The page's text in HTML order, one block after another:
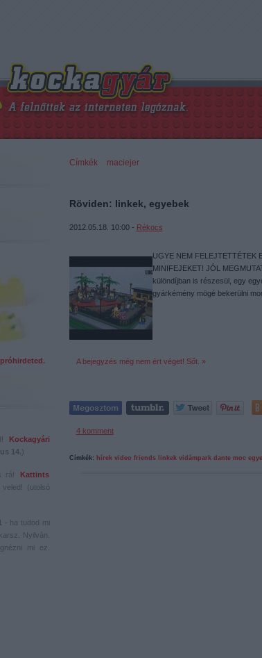
Kockagyári
14.)
rá!
Kattints
(utolsó
- ha tudod mi
Nyilván.
mi ez.
Címkék» maciejer
Röviden: linkek, egyebek
2012.05.18. 10:00 - Rékocs
UGYE NEM FELEJTETTÉTEK
MINIFEJEKET! JÓL
különdíjban is részesül, egy
gyárkémény mögé bekerülni
A bejegyzés még nem ért véget! Sőt. »
4komment
Címkék: hírek video friends linkek vidámpark dante moc